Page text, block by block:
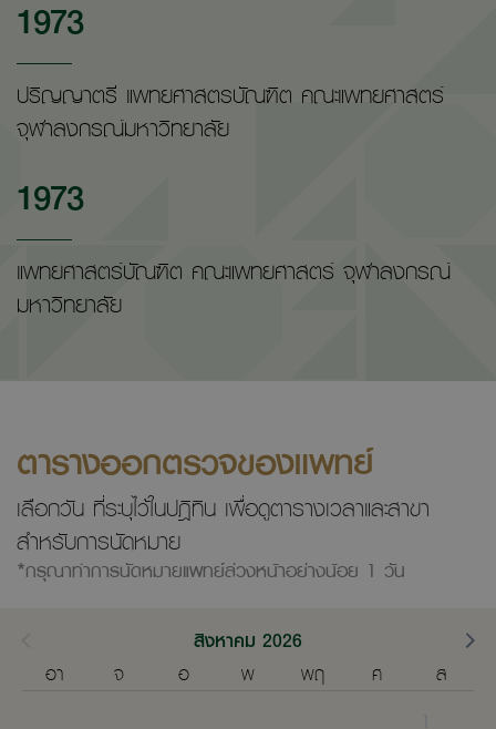
1973
ปริญญาตรี แพทยศาสตรบัณฑิต คณะแพทยศาสตร์
จุฬาลงกรณ์มหาวิทยาลัย
1973
แพทยศาสตร์บัณฑิต คณะแพทยศาสตร์ จุฬาลงกรณ์
มหาวิทยาลัย
ตารางออกตรวจของแพทย์
เลือกวัน ที่ระบุไว้ในปฎิทิน เพื่อดูตารางเวลาและสาขา
สำหรับการนัดหมาย
*กรุณาทำการนัดหมายแพทย์ล่วงหน้าอย่างน้อย 1 วัน
สิงหาคม 2026
อา
จ อ พ พฤ ศ
ส